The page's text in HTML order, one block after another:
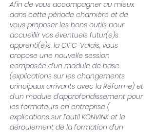
Afin de vous accompagner au mieux
dans cette période charnière et de
vous proposer les bons outils pour
accueillir vos éventuels futur(e)s
apprenti(e)s, la CIFC-Valais, vous
propose une nouvelle session
composée d’un module de base
(explications sur les changements
principaux arrivants avec la Réforme) et
d’un module d’approfondissement pour
les formateurs en entreprise (
explications sur l’outil KONVINK et le
déroulement de la formation d’un